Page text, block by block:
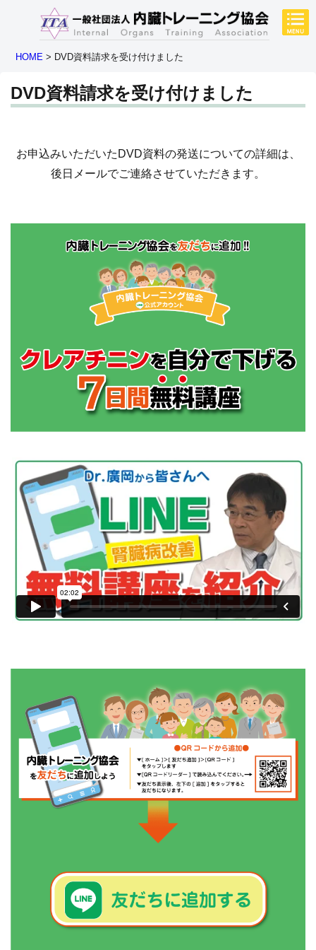
HOME > DVD資料請求を受け付けました
DVD資料請求を受け付けました
お申込みいただいたDVD資料の発送についての詳細は、
後日メールでご連絡させていただきます。